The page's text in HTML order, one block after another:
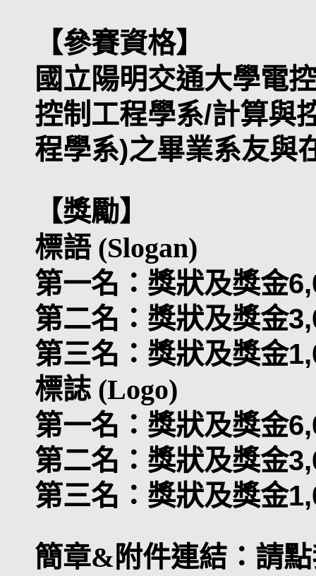
【參賽資格】
國立陽明交通大學電
控制工程學系/計算與
程學系)之畢業系友與
【獎勵】
標語 (Slogan)
第一名：獎狀及獎金
第二名：獎狀及獎金
第三名：獎狀及獎金
標誌 (Logo)
第一名：獎狀及獎金
第二名：獎狀及獎金
第三名：獎狀及獎金
簡章&附件連結： 請